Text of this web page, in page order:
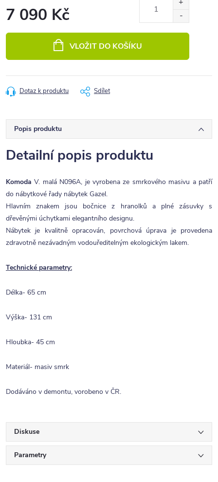
7 090 Kč
VLOŽIT DO KOŠÍKU
Dotaz k produktu Sdílet
Popis produktu
Detailní popis produktu
KomodaV. malá N096A, je vyrobena ze smrkového masivu a patří
do nábytkové řady nábytek Gazel.
Hlavním znakem jsou bočnice z hranolků a plné zásuvky s
dřevěnými úchytkami elegantního designu.
Nábytek je kvalitně opracován, povrchová úprava je provedena
zdravotně nezávadným vodouředitelným ekologickým lakem.
Technické parametry:
Délka- 65 cm
Výška- 131 cm
Hloubka- 45 cm
Materiál- masiv smrk
Dodáváno v demontu, vorobeno v ČR.
Diskuse
Parametry